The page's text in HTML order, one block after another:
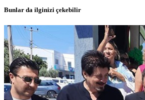
Bunlar da ilginizi çekebilir